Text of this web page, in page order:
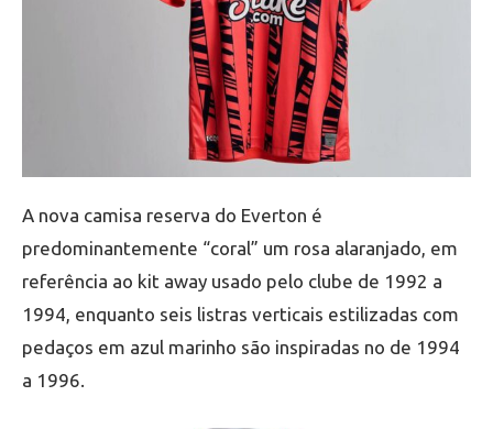
A nova camisa reserva do Everton é
predominantemente “coral” um rosa alaranjado, em
referência ao kit away usado pelo clube de 1992 a
1994, enquanto seis listras verticais estilizadas com
pedaços em azul marinho são inspiradas no de 1994
a 1996.